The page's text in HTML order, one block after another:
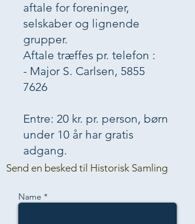
aftale for foreninger,
selskaber og lignende
grupper.
Aftale træffes pr. telefon :
- Major S. Carlsen, 5855
7626
Entre: 20 kr. pr. person, børn
under 10 år har gratis
adgang.
Send en besked til Historisk Samling
Name *